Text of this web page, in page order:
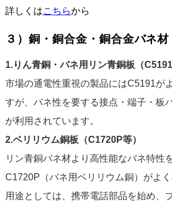
詳しくはこちらから
３）銅・銅合金・銅合金バネ材
1.りん青銅・バネ用リン青銅板（
市場の通電性重視の製品にはC5191が
すが、バネ性を要する接点・端子・板
が利用されています。
2.ベリリウム銅板（C1720P等）
リン青銅バネ材より高性能なバネ特性
C1720P（バネ用ベリリウム銅）がよく
用途としては、携帯電話部品を始め、